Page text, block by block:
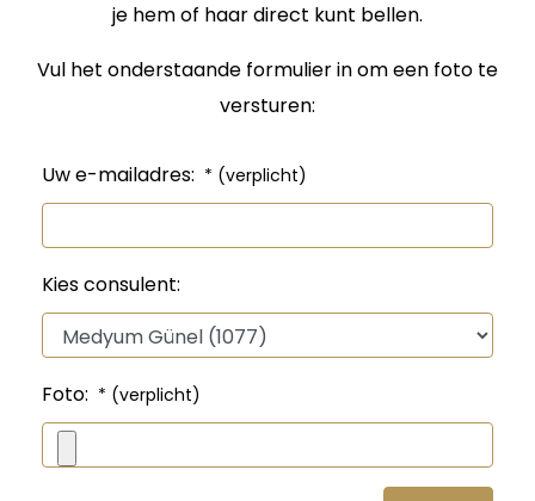
je hem of haar direct kunt bellen.
Vul het onderstaande formulier in om een foto te
versturen:
Uw e-mailadres: * (verplicht)
Kies consulent:
Foto: * (verplicht)